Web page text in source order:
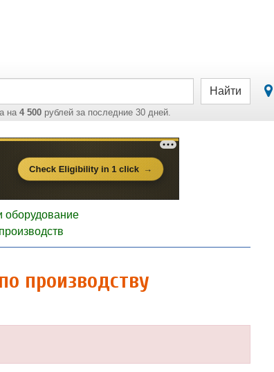
на 4 500рублей за последние 30 дней.
Найти
оборудование
производству